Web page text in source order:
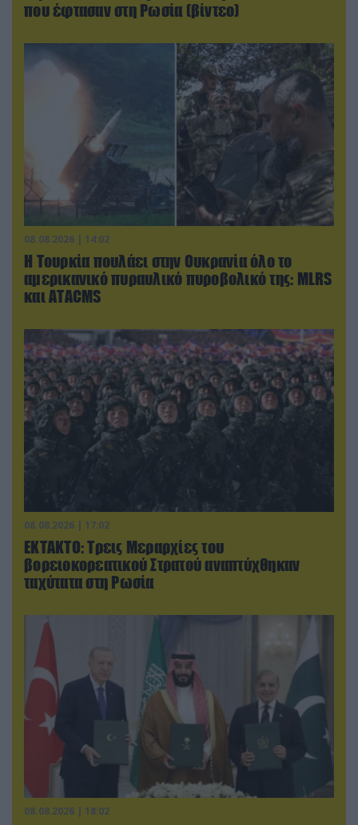
που έφτασαν στη Ρωσία (βίντεο)
08.08.2026 | 14:02
Η Τουρκία πουλάει στην Ουκρανία όλο το
αμερικανικό πυραυλικό πυροβολικό της: MLRS
και ΑΤΑCMS
08.08.2026 | 17:02
ΕΚΤΑΚΤΟ: Τρεις Μεραρχίες του
βορειοκορεατικού Στρατού αναπτύχθηκαν
ταχύτατα στη Ρωσία
08.08.2026 | 18:02